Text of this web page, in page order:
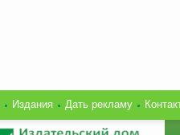
Издания Дать рекламу